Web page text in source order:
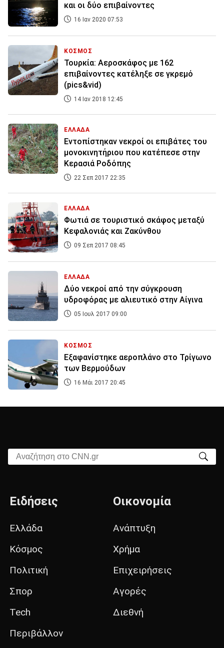
και οι δύο επιβαίνοντες
16 Ιαν 2020 07:53
ΚΟΣΜΟΣ
Τουρκία: Αεροσκάφος με 162
επιβαίνοντες κατέληξε σε γκρεμό
(pics&vid)
14 Ιαν 2018 12:45
ΕΛΛΑΔΑ
Εντοπίστηκαν νεκροί οι επιβάτες του
μονοκινητήριου που κατέπεσε στην
Κερασιά Ροδόπης
22 Σεπ 2017 22:35
ΕΛΛΑΔΑ
Φωτιά σε τουριστικό σκάφος μεταξύ
Κεφαλονιάς και Ζακύνθου
09 Σεπ 2017 08:45
ΕΛΛΑΔΑ
Δύο νεκροί από την σύγκρουση
υδροφόρας με αλιευτικό στην Αίγινα
05 Ιουλ 2017 09:00
ΚΟΣΜΟΣ
Εξαφανίστηκε αεροπλάνο στο Τρίγωνο
των Βερμούδων
16 Μάι 2017 20:45
Αναζήτηση στο CNN.gr
Ειδήσεις
Ελλάδα
Κόσμος
Πολιτική
Σπορ
Tech
Περιβάλλον
Οικονομία
Ανάπτυξη
Χρήμα
Επιχειρήσεις
Αγορές
Διεθνή